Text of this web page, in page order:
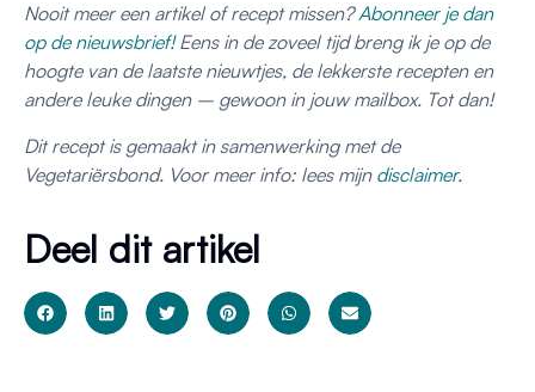
Nooit meer een artikel of recept missen?Abonneer je dan
op de nieuwsbrief!Eens in de zoveel tijd breng ik je op de
hoogte van de laatste nieuwtjes, de lekkerste recepten en
andere leuke dingen – gewoon in jouw mailbox. Tot dan!
Dit recept is gemaakt in samenwerking met de
Vegetariërsbond. Voor meer info: lees mijn disclaimer.
Deel dit artikel